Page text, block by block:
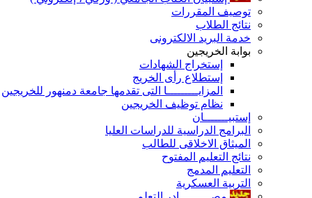
توصيف المقررات
نتائج الطلاب
خدمة البريد الالكترونى
بوابة الخريجين
إستخراج الشهادات
إستطلاع رأى الخريج
المزايـــــــــا التى تقدمها جامعة دمنهور للخريجين
نظام توظيف الخريجين
إستبيـــــــان
البرامج الدراسية للدراسات العليا
الميثاق الاخلاقى للطالب
نتائج التعليم المفتوح
التعليم المدمج
التربية العسكرية